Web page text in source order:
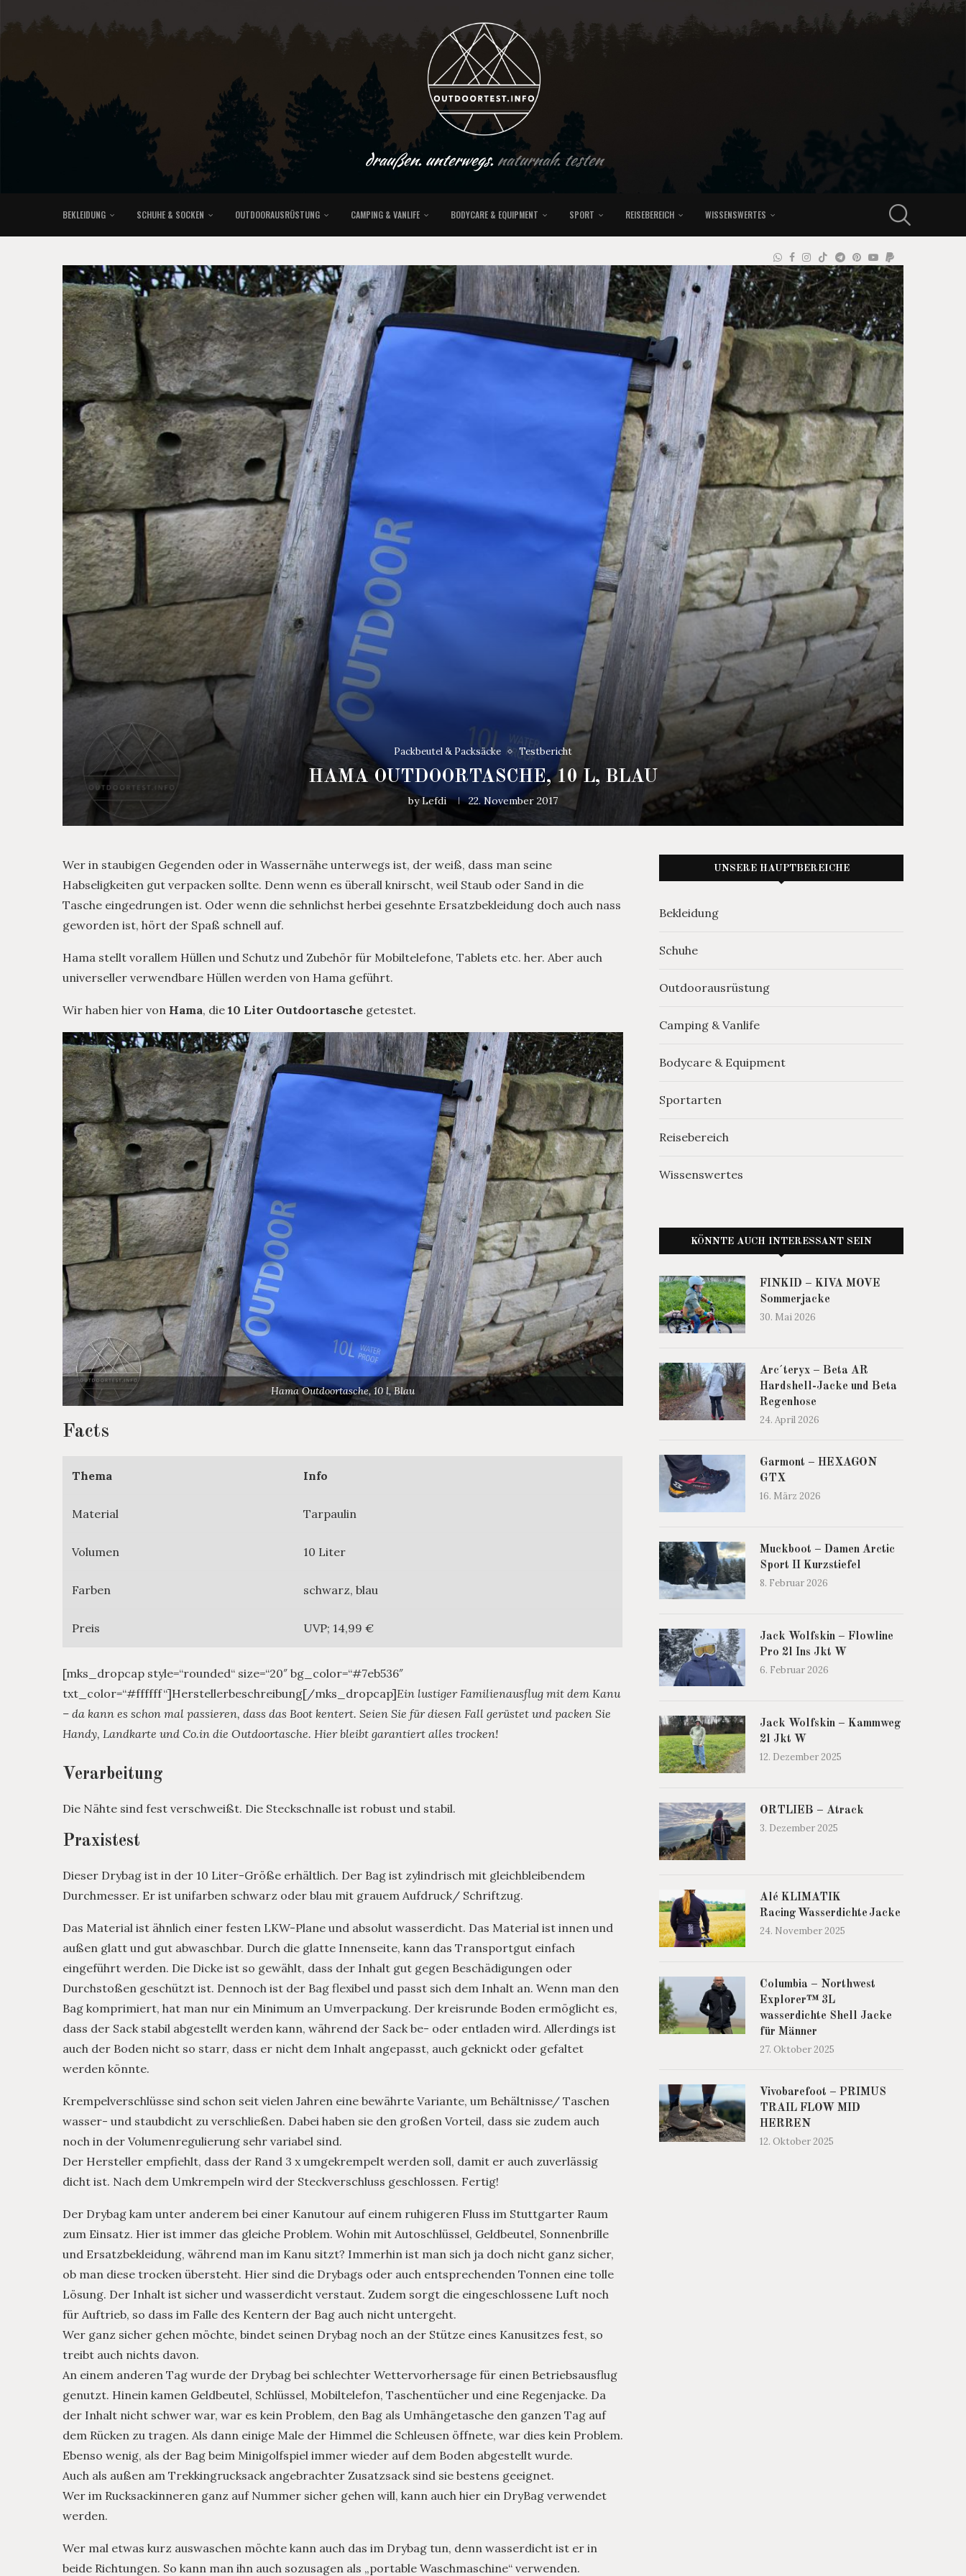
draußen. unterwegs.naturnah. testen
BEKLEIDUNG SCHUHE & SOCKEN OUTDOORAUSRÜSTUNG CAMPING & VANLIFE BODYCARE & EQUIPMENT SPORT REISEBEREICH WISSENSWERTES
Packbeutel & Packsäcke Testbericht
HAMA OUTDOORTASCHE, 10 L, BLAU
byLefdi 22. November 2017
Wer in staubigen Gegenden oder in Wassernähe unterwegs ist, der weiß, dass man seine
Habseligkeiten gut verpacken sollte. Denn wenn es überall knirscht, weil Staub oder Sand in die
Tasche eingedrungen ist. Oder wenn die sehnlichst herbei gesehnte Ersatzbekleidung doch auch nass
geworden ist, hört der Spaß schnell auf.
Hama stellt vorallem Hüllen und Schutz und Zubehör für Mobiltelefone, Tablets etc. her. Aber auch
universeller verwendbare Hüllen werden von Hama geführt.
Wir haben hier von Hama, die 10 Liter Outdoortasche getestet.
Hama Outdoortasche, 10 l, Blau
Facts
Thema Info
Material Tarpaulin
Volumen 10 Liter
Farben schwarz, blau
Preis UVP; 14,99 €
[mks_dropcap style=“rounded“ size=“20″ bg_color=“#7eb536″
txt_color=“#ffffff“]Herstellerbeschreibung[/mks_dropcap]Ein lustiger Familienausflug mit dem Kanu
– da kann es schon mal passieren, dass das Boot kentert. Seien Sie für diesen Fall gerüstet und packen Sie
Handy, Landkarte und Co.in die Outdoortasche. Hier bleibt garantiert alles trocken!
Verarbeitung
Die Nähte sind fest verschweißt. Die Steckschnalle ist robust und stabil.
Praxistest
Dieser Drybag ist in der 10 Liter-Größe erhältlich. Der Bag ist zylindrisch mit gleichbleibendem
Durchmesser. Er ist unifarben schwarz oder blau mit grauem Aufdruck/ Schriftzug.
Das Material ist ähnlich einer festen LKW-Plane und absolut wasserdicht. Das Material ist innen und
außen glatt und gut abwaschbar. Durch die glatte Innenseite, kann das Transportgut einfach
eingeführt werden. Die Dicke ist so gewählt, dass der Inhalt gut gegen Beschädigungen oder
Durchstoßen geschützt ist. Dennoch ist der Bag flexibel und passt sich dem Inhalt an. Wenn man den
Bag komprimiert, hat man nur ein Minimum an Umverpackung. Der kreisrunde Boden ermöglicht es,
dass der Sack stabil abgestellt werden kann, während der Sack be- oder entladen wird. Allerdings ist
auch der Boden nicht so starr, dass er nicht dem Inhalt angepasst, auch geknickt oder gefaltet
werden könnte.
Krempelverschlüsse sind schon seit vielen Jahren eine bewährte Variante, um Behältnisse/ Taschen
wasser- und staubdicht zu verschließen. Dabei haben sie den großen Vorteil, dass sie zudem auch
noch in der Volumenregulierung sehr variabel sind.
Der Hersteller empfiehlt, dass der Rand 3 x umgekrempelt werden soll, damit er auch zuverlässig
dicht ist. Nach dem Umkrempeln wird der Steckverschluss geschlossen. Fertig!
Der Drybag kam unter anderem bei einer Kanutour auf einem ruhigeren Fluss im Stuttgarter Raum
zum Einsatz. Hier ist immer das gleiche Problem. Wohin mit Autoschlüssel, Geldbeutel, Sonnenbrille
und Ersatzbekleidung, während man im Kanu sitzt? Immerhin ist man sich ja doch nicht ganz sicher,
ob man diese trocken übersteht. Hier sind die Drybags oder auch entsprechenden Tonnen eine tolle
Lösung. Der Inhalt ist sicher und wasserdicht verstaut. Zudem sorgt die eingeschlossene Luft noch
für Auftrieb, so dass im Falle des Kentern der Bag auch nicht untergeht.
Wer ganz sicher gehen möchte, bindet seinen Drybag noch an der Stütze eines Kanusitzes fest, so
treibt auch nichts davon.
An einem anderen Tag wurde der Drybag bei schlechter Wettervorhersage für einen Betriebsausflug
genutzt. Hinein kamen Geldbeutel, Schlüssel, Mobiltelefon, Taschentücher und eine Regenjacke. Da
der Inhalt nicht schwer war, war es kein Problem, den Bag als Umhängetasche den ganzen Tag auf
dem Rücken zu tragen. Als dann einige Male der Himmel die Schleusen öffnete, war dies kein Problem.
Ebenso wenig, als der Bag beim Minigolfspiel immer wieder auf dem Boden abgestellt wurde.
Auch als außen am Trekkingrucksack angebrachter Zusatzsack sind sie bestens geeignet.
Wer im Rucksackinneren ganz auf Nummer sicher gehen will, kann auch hier ein DryBag verwendet
werden.
Wer mal etwas kurz auswaschen möchte kann auch das im Drybag tun, denn wasserdicht ist er in
beide Richtungen. So kann man ihn auch sozusagen als „portable Waschmaschine“ verwenden.
UNSERE HAUPTBEREICHE
Bekleidung
Schuhe
Outdoorausrüstung
Camping & Vanlife
Bodycare & Equipment
Sportarten
Reisebereich
Wissenswertes
KÖNNTE AUCH INTERESSANT SEIN
FINKID – KIVA MOVE
Sommerjacke
30. Mai 2026
Arc´teryx – Beta AR
Hardshell-Jacke und Beta
Regenhose
24. April 2026
Garmont – HEXAGON
GTX
16. März 2026
Muckboot – Damen Arctic
Sport II Kurzstiefel
8. Februar 2026
Jack Wolfskin – Flowline
Pro 2l Ins Jkt W
6. Februar 2026
Jack Wolfskin – Kammweg
2l Jkt W
12. Dezember 2025
ORTLIEB – Atrack
3. Dezember 2025
Alé KLIMATIK
Racing Wasserdichte Jacke
24. November 2025
Columbia – Northwest
Explorer™ 3L
wasserdichte Shell Jacke
für Männer
27. Oktober 2025
Vivobarefoot – PRIMUS
TRAIL FLOW MID
HERREN
12. Oktober 2025